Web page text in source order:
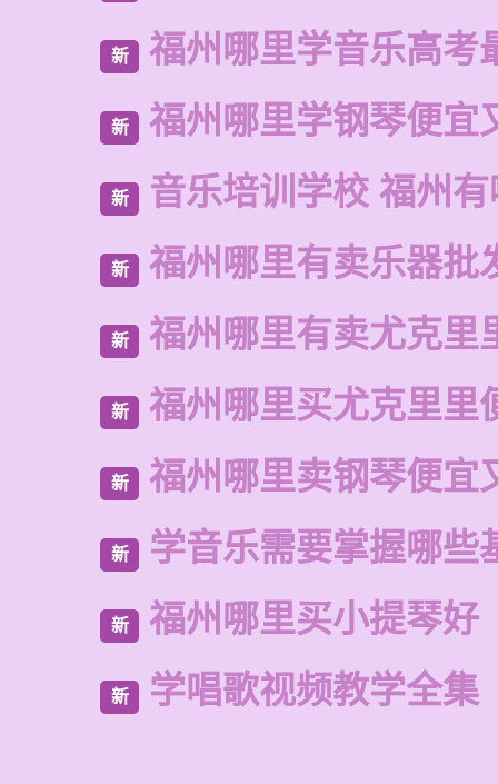
新 福州哪里学音乐高考
新 福州哪里学钢琴便宜
新 音乐培训学校 福州
新 福州哪里有卖乐器批
新 福州哪里有卖尤克里
新 福州哪里买尤克里里
新 福州哪里卖钢琴便宜
新 学音乐需要掌握哪些
新 福州哪里买小提琴好
新 学唱歌视频教学全集